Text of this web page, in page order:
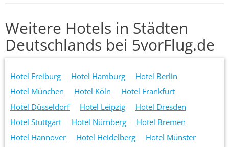
Weitere Hotels in Städten
Deutschlands bei 5vorFlug.de
Hotel Freiburg Hotel Hamburg
Hotel Berlin
Hotel München
Hotel Köln
Hotel Frankfurt
Hotel Düsseldorf
Hotel Leipzig
Hotel Dresden
Hotel Stuttgart
Hotel Nürnberg
Hotel Bremen
Hotel Hannover
Hotel Heidelberg
Hotel Münster